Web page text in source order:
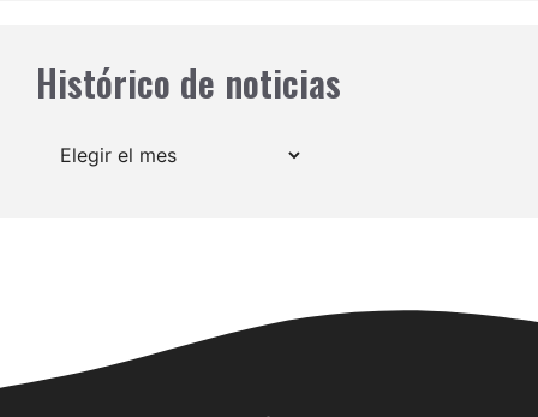
Histórico de noticias
Archivos